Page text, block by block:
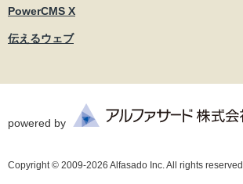
PowerCMS X
伝えるウェブ
Copyright © 2009-2026 Alfasado Inc. All rights reserved.
powered by